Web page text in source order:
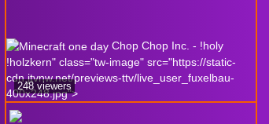
Chop Chop Inc. - !holy
!holzkern" class="tw-image" src="https://static-
cdn.jtvnw.net/previews-ttv/live_user_fuxelbau-
400x248.jpg">
248 viewers